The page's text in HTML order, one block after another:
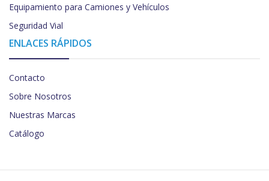
Equipamiento para Camiones y Vehículos
Seguridad Vial
ENLACES RÁPIDOS
Contacto
Sobre Nosotros
Nuestras Marcas
Catálogo